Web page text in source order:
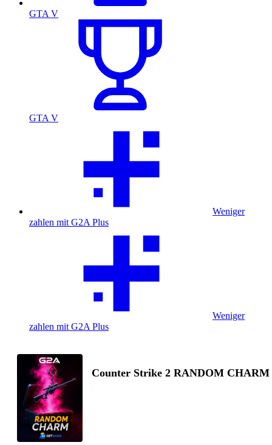
GTA V
GTA V
Weniger
zahlen mit G2A Plus
Weniger
zahlen mit G2A Plus
Counter Strike 2 RANDOM CHARM